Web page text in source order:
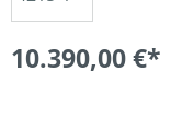
10.390,00 €*